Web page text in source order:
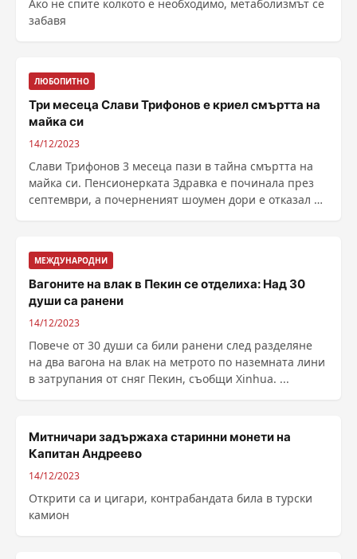
Ако не спите колкото е необходимо, метаболизмът се
забавя
ЛЮБОПИТНО
Три месеца Слави Трифонов е криел смъртта на
майка си
14/12/2023
Слави Трифонов 3 месеца пази в тайна смъртта на
майка си. Пенсионерката Здравка е починала през
септември, а почерненият шоумен дори е отказал да
МЕЖДУНАРОДНИ
Вагоните на влак в Пекин се отделиха: Над 30
души са ранени
14/12/2023
Повече от 30 души са били ранени след разделяне
на два вагона на влак на метрото по наземната лини
в затрупания от сняг Пекин, съобщи Xinhua. ...
Митничари задържаха старинни монети на
Капитан Андреево
14/12/2023
Открити са и цигари, контрабандата била в турски
камион